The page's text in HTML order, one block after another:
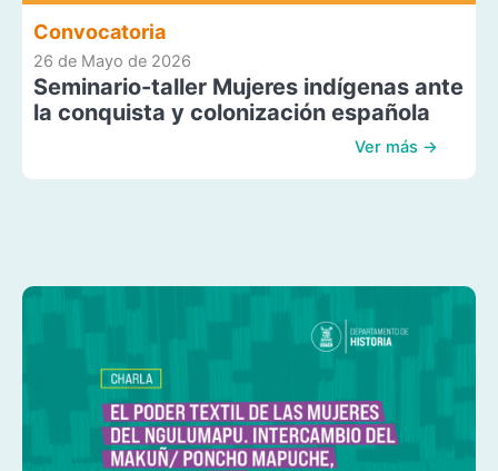
Convocatoria
26 de Mayo de 2026
Seminario-taller Mujeres indígenas ante
la conquista y colonización española
Ver más →